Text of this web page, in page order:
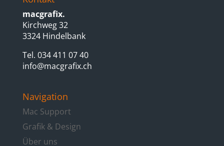
macgrafix.
Kirchweg 32
3324 Hindelbank
Tel. 034 411 07 40
info@macgrafix.ch
Navigation
Mac Support
Grafik & Design
Über uns